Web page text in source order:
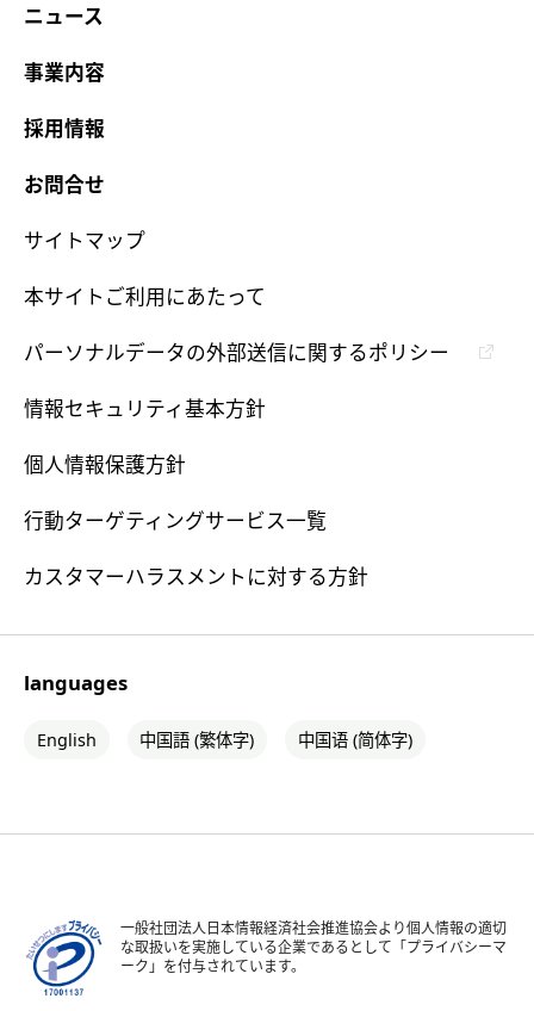
ニュース
事業内容
採用情報
お問合せ
サイトマップ
本サイトご利用にあたって
パーソナルデータの外部送信に関するポリシー
情報セキュリティ基本方針
個人情報保護方針
行動ターゲティングサービス一覧
カスタマーハラスメントに対する方針
languages
English 中国語 (繁体字) 中国语 (简体字)
一般社団法人日本情報経済社会推進協会より個人情報の適切
な取扱いを実施している企業であるとして「プライバシーマ
ーク」を付与されています。